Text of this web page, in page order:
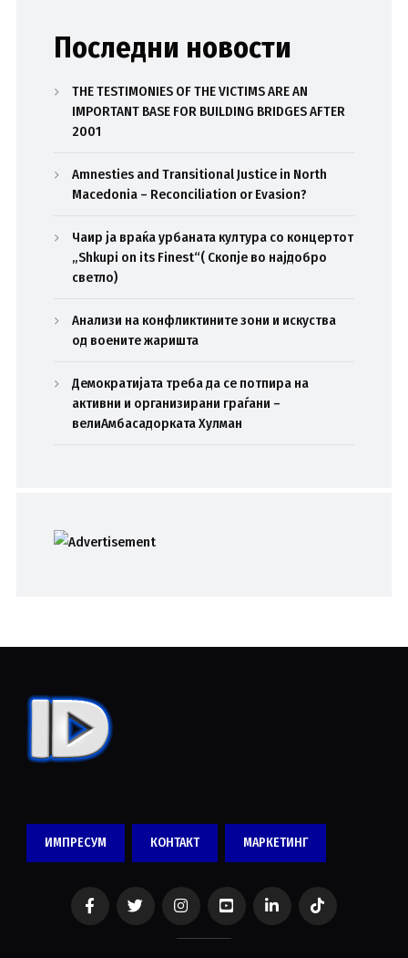
Последни новости
THE TESTIMONIES OF THE VICTIMS ARE AN
IMPORTANT BASE FOR BUILDING BRIDGES AFTER
2001
Amnesties and Transitional Justice in North
Macedonia – Reconciliation or Evasion?
Чаир ја враќа урбаната култура со концертот
„Shkupi on its Finest“( Скопје во најдобро
светло)
Анализи на конфликтините зони и искуства
од воените жаришта
Демократијата треба да се потпира на
активни и организирани граѓани –
велиАмбасадорката Хулман
ИМПРЕСУМ КОНТАКТ МАРКЕТИНГ